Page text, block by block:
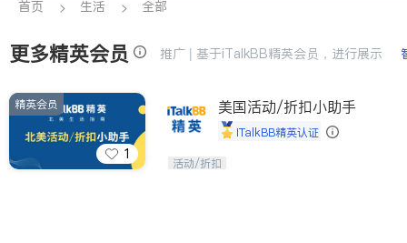
教育 养老
非盈利组织
首页 生活 全部
更多精英会员 推广 | 基于iTalkBB精英会员，进行展示
1
精英会员 美国活动/折扣小助手
iTalkBB精英认证
iTalkBB精英 官方账号。您的美国生活
活动/折扣